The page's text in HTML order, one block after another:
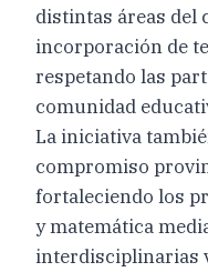
distintas áreas del
incorporación de
respetando las
comunidad
La iniciativa
compromiso
fortaleciendo los
y matemática
interdisciplinarias